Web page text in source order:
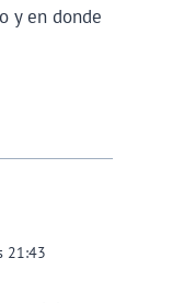
y en donde
21:43